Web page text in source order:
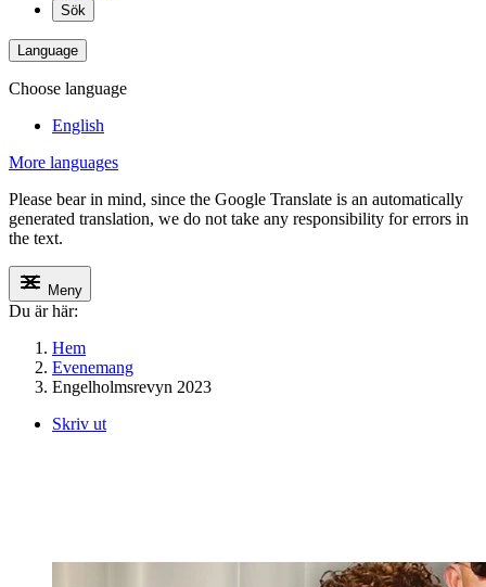
Sök
Language
Choose language
English
More languages
Please bear in mind, since the Google Translate is an automatically
generated translation, we do not take any responsibility for errors in
the text.
Meny
Du är här:
Hem
Evenemang
Engelholmsrevyn 2023
Skriv ut